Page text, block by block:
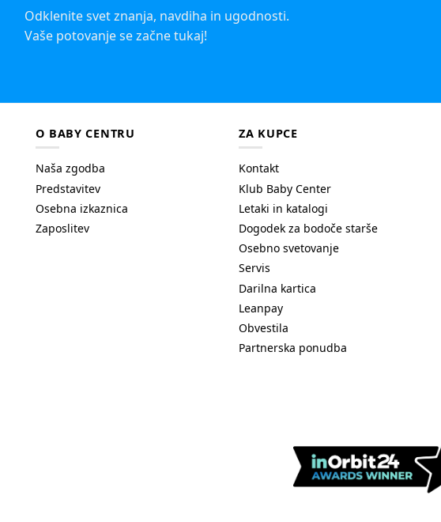
Odklenite svet znanja, navdiha in ugodnosti.
Vaše potovanje se začne tukaj!
O BABY CENTRU
Naša zgodba
Predstavitev
Osebna izkaznica
Zaposlitev
ZA KUPCE
Kontakt
Klub Baby Center
Letaki in katalogi
Dogodek za bodoče starše
Osebno svetovanje
Servis
Darilna kartica
Leanpay
Obvestila
Partnerska ponudba